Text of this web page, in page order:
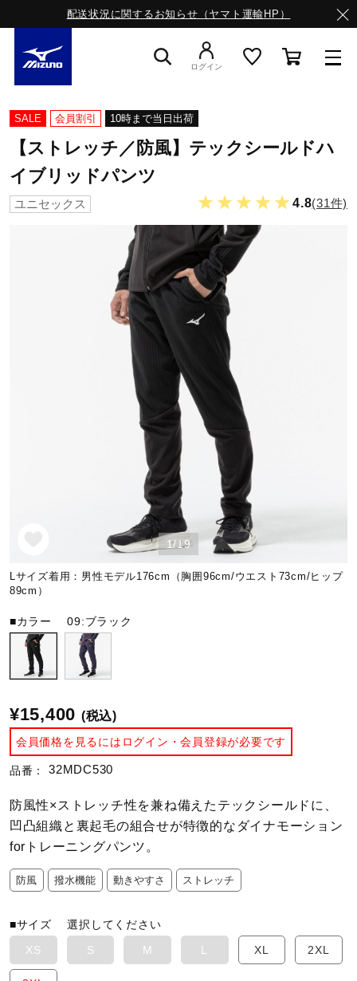
配送状況に関するお知らせ（ヤマト運輸HP）
スニーカー
ライフスタイルウエア
サッカー／フットサル
トレーニング
バレーボール
テニス／ソフトテニス
陸上競技
卓球
ソフトボール
柔道
ログイン
SALE 会員割引 10時まで当日出荷
【ストレッチ／防風】テックシールドハ
イブリッドパンツ
ユニセックス ★★★★★4.8(31件)
1/19
Lサイズ着用：男性モデル176cm（胸囲96cm/ウエスト73cm/ヒップ
89cm）
■カラー09:ブラック
¥15,400 (税込)
会員価格を見るにはログイン・会員登録が必要です
品番： 32MDC530
防風性×ストレッチ性を兼ね備えたテックシールドに、
凹凸組織と裏起毛の組合せが特徴的なダイナモーション
forトレーニングパンツ。
防風 撥水機能 動きやすさ ストレッチ
■サイズ選択してください
XS
S M L XL 2XL